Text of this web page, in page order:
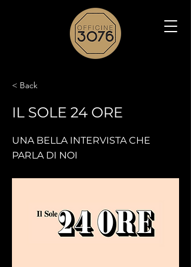
< Back
IL SOLE 24 ORE
UNA BELLA INTERVISTA CHE
PARLA DI NOI